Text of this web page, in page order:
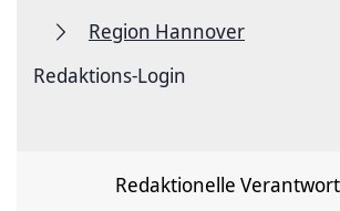
Region Hannover
Redaktions-Login
Redaktionelle